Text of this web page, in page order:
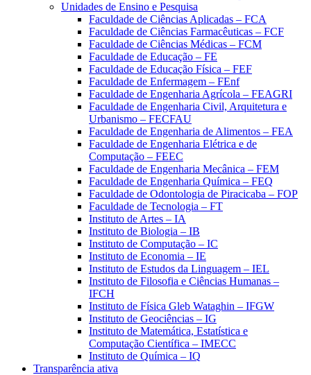
Unidades de Ensino e Pesquisa
Faculdade de Ciências Aplicadas – FCA
Faculdade de Ciências Farmacêuticas – FCF
Faculdade de Ciências Médicas – FCM
Faculdade de Educação – FE
Faculdade de Educação Física – FEF
Faculdade de Enfermagem – FEnf
Faculdade de Engenharia Agrícola – FEAGRI
Faculdade de Engenharia Civil, Arquitetura e
Urbanismo – FECFAU
Faculdade de Engenharia de Alimentos – FEA
Faculdade de Engenharia Elétrica e de
Computação – FEEC
Faculdade de Engenharia Mecânica – FEM
Faculdade de Engenharia Química – FEQ
Faculdade de Odontologia de Piracicaba – FOP
Faculdade de Tecnologia – FT
Instituto de Artes – IA
Instituto de Biologia – IB
Instituto de Computação – IC
Instituto de Economia – IE
Instituto de Estudos da Linguagem – IEL
Instituto de Filosofia e Ciências Humanas –
IFCH
Instituto de Física Gleb Wataghin – IFGW
Instituto de Geociências – IG
Instituto de Matemática, Estatística e
Computação Científica – IMECC
Instituto de Química – IQ
Transparência ativa